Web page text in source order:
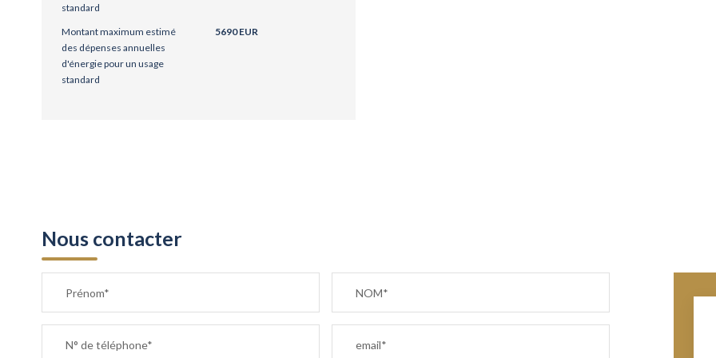
standard
Montant maximum estimé
des dépenses annuelles
d'énergie pour un usage
standard
5690 EUR
Nous contacter
Prénom* NOM*
N° de téléphone* email*